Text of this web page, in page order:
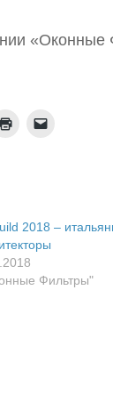
«Оконные
Нажмите
окне)
2018 –
Фильтры"